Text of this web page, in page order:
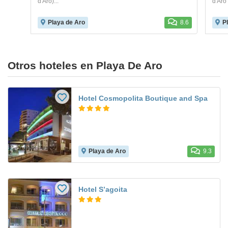
Playa de Aro 8.6
Otros hoteles en Playa De Aro
Hotel Cosmopolita Boutique and Spa
Playa de Aro 9.3
Hotel S’agoita